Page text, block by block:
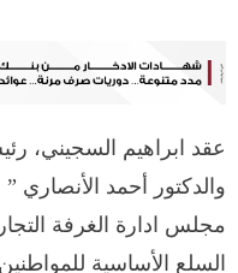
عقد ابراهيم السجيني،
والدكتور أحمد الأنصاري
مجلس ادارة الغرفة
السلع الأساسية